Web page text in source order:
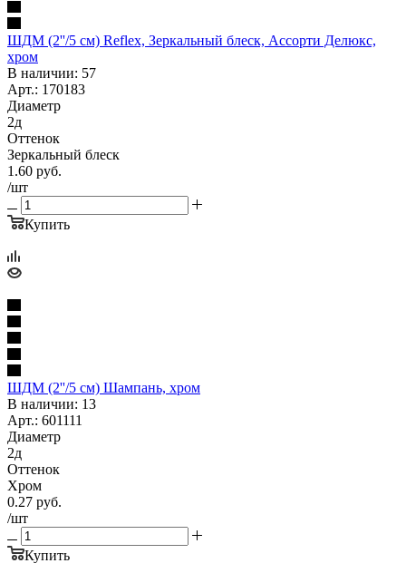
ШДМ (2''/5 см) Reflex, Зеркальный блеск, Ассорти Делюкс,
хром
В наличии: 57
Арт.: 170183
Диаметр
2д
Оттенок
Зеркальный блеск
1.60 руб.
/шт
Купить
ШДМ (2''/5 см) Шампань, хром
В наличии: 13
Арт.: 601111
Диаметр
2д
Оттенок
Хром
0.27 руб.
/шт
Купить